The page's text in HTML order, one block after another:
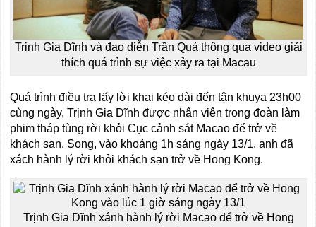
Trịnh Gia Dĩnh và đạo diễn Trần Quả thông qua video giải
thích quá trình sự việc xảy ra tại Macau
Quá trình điều tra lấy lời khai kéo dài đến tận khuya 23h00
cùng ngày, Trịnh Gia Dĩnh được nhân viên trong đoàn làm
phim tháp tùng rời khỏi Cục cảnh sát Macao để trở về
khách sạn. Song, vào khoảng 1h sáng ngày 13/1, anh đã
xách hành lý rời khỏi khách sạn trở về Hong Kong.
Trịnh Gia Dĩnh xánh hành lý rời Macao để trở về Hong